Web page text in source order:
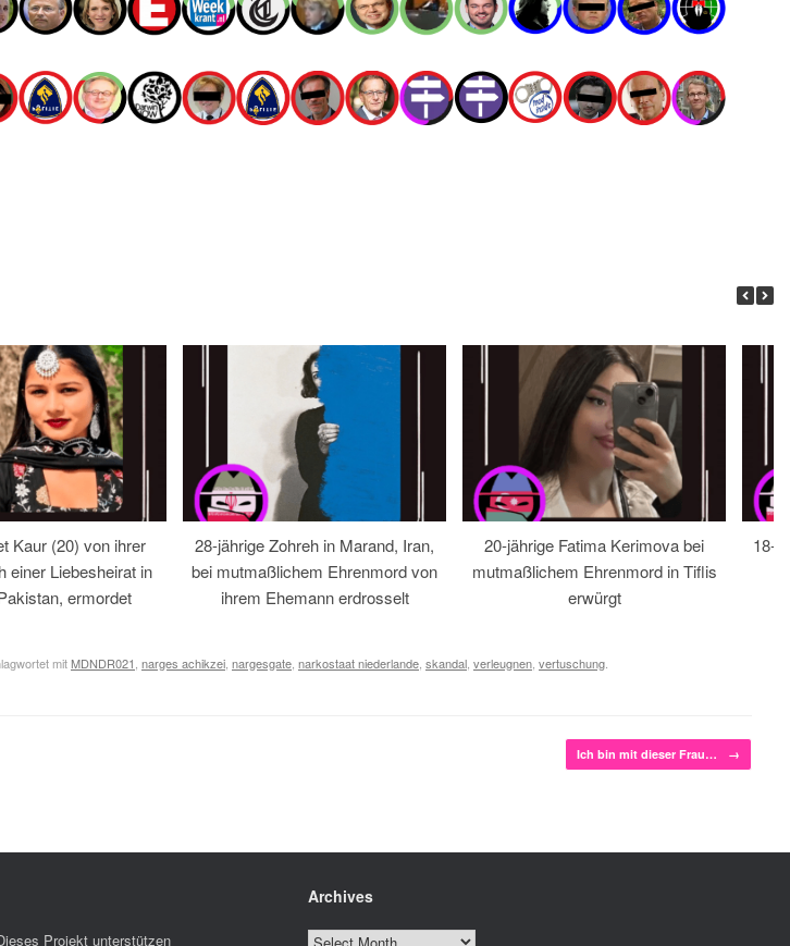
Kaur (20) von ihrer
einer Liebesheirat in
ermordet
28-jährige Zohreh in Marand, Iran,
bei mutmaßlichem Ehrenmord von
ihrem Ehemann erdrosselt
20-jährige Fatima Kerimova bei
mutmaßlichem Ehrenmord in Tiflis
erwürgt
18-
mit MDNDR021, narges achikzei, nargesgate, narkostaat niederlande, skandal, verleugnen, vertuschung.
Ich bin mit dieser Frau… →
Projekt unterstützen
Archives
Archives